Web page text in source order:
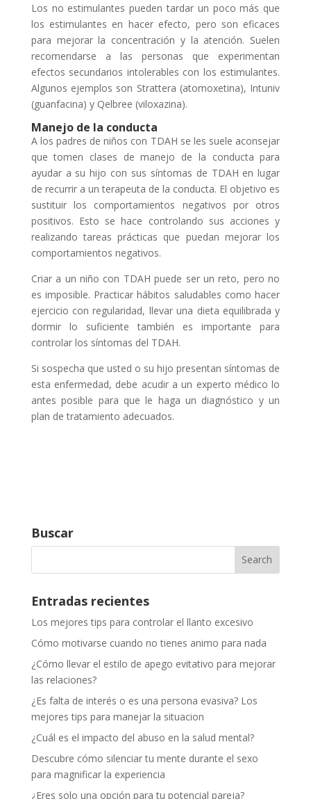
Los no estimulantes pueden tardar un poco más que
los estimulantes en hacer efecto, pero son eficaces
para mejorar la concentración y la atención. Suelen
recomendarse a las personas que experimentan
efectos secundarios intolerables con los estimulantes.
Algunos ejemplos son Strattera (atomoxetina), Intuniv
(guanfacina) y Qelbree (viloxazina).
Manejo de la conducta
A los padres de niños con TDAH se les suele aconsejar
que tomen clases de manejo de la conducta para
ayudar a su hijo con sus síntomas de TDAH en lugar
de recurrir a un terapeuta de la conducta. El objetivo es
sustituir los comportamientos negativos por otros
positivos. Esto se hace controlando sus acciones y
realizando tareas prácticas que puedan mejorar los
comportamientos negativos.
Criar a un niño con TDAH puede ser un reto, pero no
es imposible. Practicar hábitos saludables como hacer
ejercicio con regularidad, llevar una dieta equilibrada y
dormir lo suficiente también es importante para
controlar los síntomas del TDAH.
Si sospecha que usted o su hijo presentan síntomas de
esta enfermedad, debe acudir a un experto médico lo
antes posible para que le haga un diagnóstico y un
plan de tratamiento adecuados.
Buscar
Entradas recientes
Los mejores tips para controlar el llanto excesivo
Cómo motivarse cuando no tienes animo para nada
¿Cómo llevar el estilo de apego evitativo para mejorar
las relaciones?
¿Es falta de interés o es una persona evasiva? Los
mejores tips para manejar la situacion
¿Cuál es el impacto del abuso en la salud mental?
Descubre cómo silenciar tu mente durante el sexo
para magnificar la experiencia
¿Eres solo una opción para tu potencial pareja?